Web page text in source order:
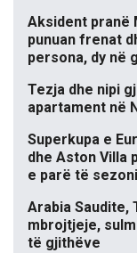
Aksident pranë
punuan frenat
persona, dy në
Tezja dhe nipi
apartament në
Superkupa e
dhe Aston Villa
e parë të
Arabia Saudite,
mbrojtjeje,
të gjithëve